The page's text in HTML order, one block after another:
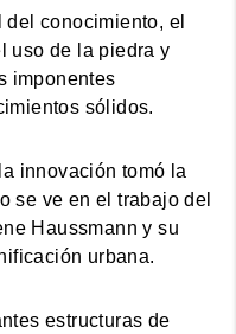
conocimiento, el
uso de la piedra y
imponentes
sólidos.
innovación tomó la
se ve en el trabajo del
Haussmann y su
urbana.
estructuras de